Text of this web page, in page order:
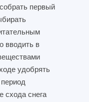
первый
вводить в
удобрять
схода снега